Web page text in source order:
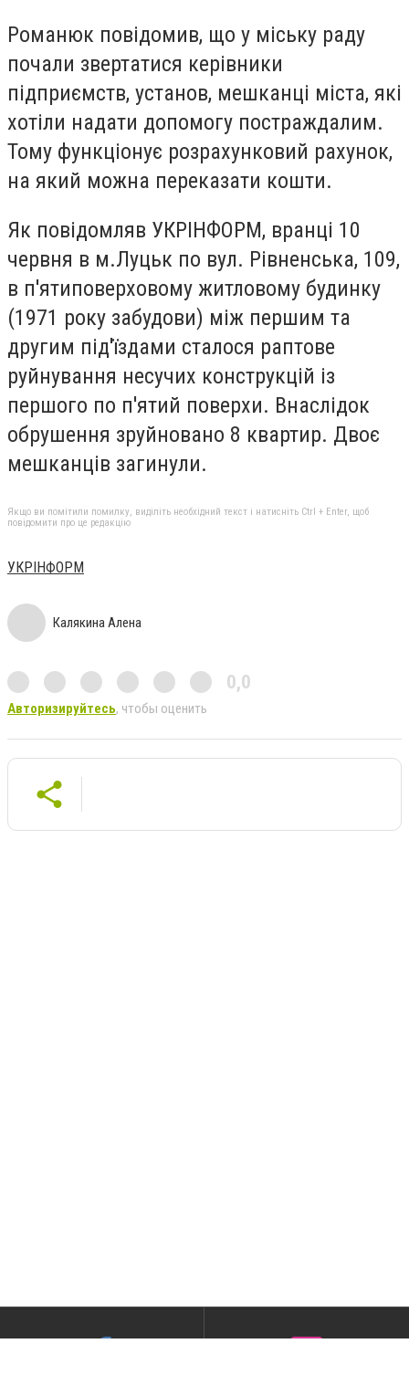
Романюк повідомив, що у міську раду
почали звертатися керівники
підприємств, установ, мешканці міста, які
хотіли надати допомогу постраждалим.
Тому функціонує розрахунковий рахунок,
на який можна переказати кошти.
Як повідомляв УКРІНФОРМ, вранці 10
червня в м.Луцьк по вул. Рівненська, 109,
в п'ятиповерховому житловому будинку
(1971 року забудови) між першим та
другим під'їздами сталося раптове
руйнування несучих конструкцій із
першого по п'ятий поверхи. Внаслідок
обрушення зруйновано 8 квартир. Двоє
мешканців загинули.
Якщо ви помітили помилку, виділіть необхідний текст і натисніть Ctrl + Enter, щоб
повідомити про це редакцію
УКРІНФОРМ
Калякина Алена
0,0
Авторизируйтесь, чтобы оценить